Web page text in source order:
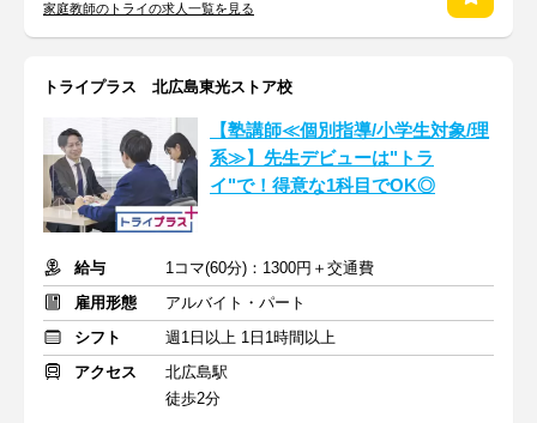
家庭教師のトライの求人一覧を見る
トライプラス 北広島東光ストア校
【塾講師≪個別指導/小学生対象/理
系≫】先生デビューは"トラ
イ"で！得意な1科目でOK◎
給与
1コマ(60分)：1300円＋交通費
雇用形態
アルバイト・パート
シフト
週1日以上 1日1時間以上
アクセス
北広島駅
徒歩2分